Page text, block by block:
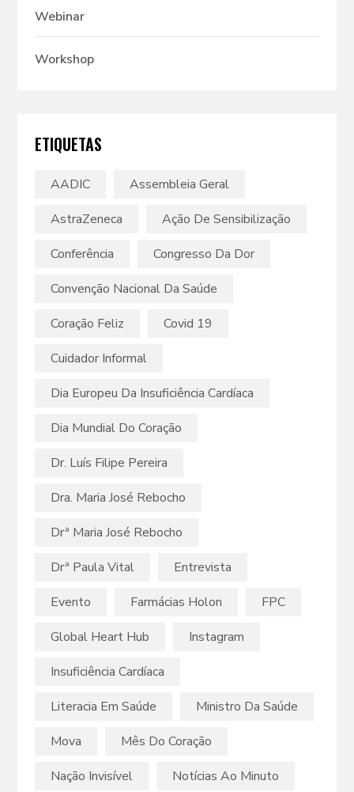
Webinar
Workshop
ETIQUETAS
AADIC
Assembleia Geral
AstraZeneca
Ação De Sensibilização
Conferência
Congresso Da Dor
Convenção Nacional Da Saúde
Coração Feliz
Covid 19
Cuidador Informal
Dia Europeu Da Insuficiência Cardíaca
Dia Mundial Do Coração
Dr. Luís Filipe Pereira
Dra. Maria José Rebocho
Drª Maria José Rebocho
Drª Paula Vital
Entrevista
Evento
Farmácias Holon
FPC
Global Heart Hub
Instagram
Insuficiência Cardíaca
Literacia Em Saúde
Ministro Da Saúde
Mova
Mês Do Coração
Nação Invisível
Notícias Ao Minuto